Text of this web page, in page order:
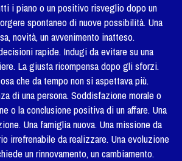
i piano o un positivo risveglio dopo un
spontaneo di nuove possibilità. Una
novità, un avvenimento inatteso.
rapide. Indugi da evitare su una
La giusta ricompensa dopo gli sforzi.
che da tempo non si aspettava più.
di una persona. Soddisfazione morale o
o la conclusione positiva di un affare. Una
Una famiglia nuova. Una missione da
irrefrenabile da realizzare. Una evoluzione
un rinnovamento, un cambiamento.